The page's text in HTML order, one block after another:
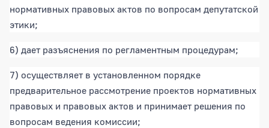
нормативных правовых актов по вопросам депутатской
этики;
6) дает разъяснения по регламентным процедурам;
7) осуществляет в установленном порядке
предварительное рассмотрение проектов нормативных
правовых и правовых актов и принимает решения по
вопросам ведения комиссии;